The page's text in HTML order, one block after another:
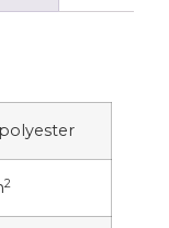
2